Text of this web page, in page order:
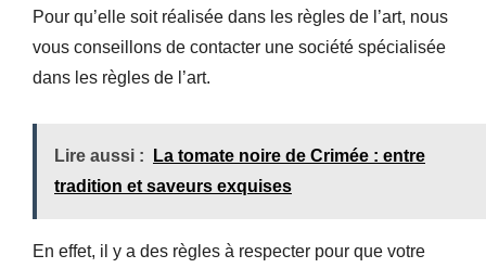
Pour qu’elle soit réalisée dans les règles de l’art, nous
vous conseillons de contacter une société spécialisée
dans les règles de l’art.
Lire aussi :
La tomate noire de Crimée : entre
tradition et saveurs exquises
En effet, il y a des règles à respecter pour que votre